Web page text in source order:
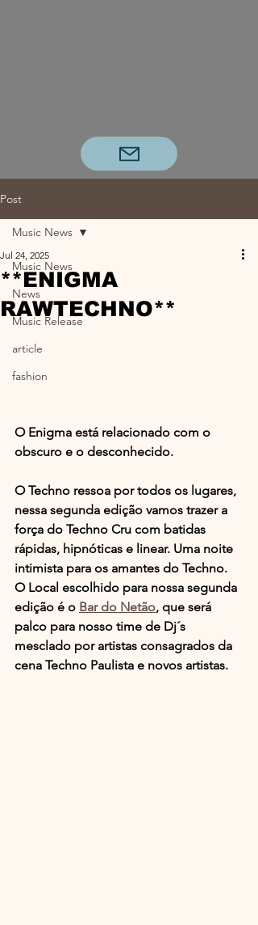
Post
Music News
News
Music Release
article
fashion
Music News
**ENIGMA
RAWTECHNO**
Jul 24, 2025
O Enigma está relacionado com o
obscuro e o desconhecido.
O Techno ressoa por todos os lugares,
nessa segunda edição vamos trazer a
força do Techno Cru com batidas
rápidas, hipnóticas e linear. Uma noite
intimista para os amantes do Techno.
O Local escolhido para nossa segunda
edição é o Bar do Netão, que será
palco para nosso time de Dj´s
mesclado por artistas consagrados da
cena Techno Paulista e novos artistas.